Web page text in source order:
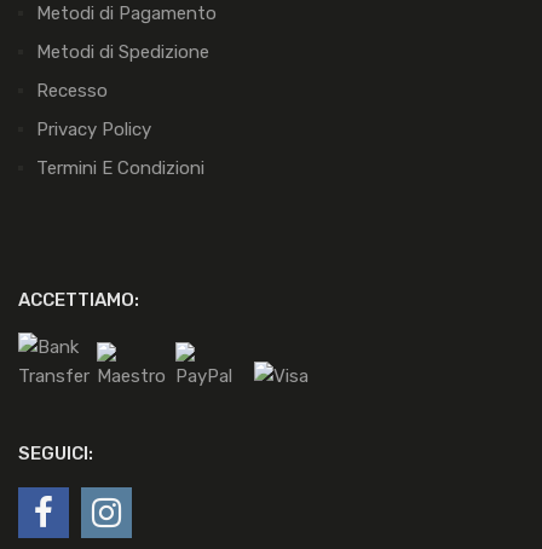
Metodi di Pagamento
Metodi di Spedizione
Recesso
Privacy Policy
Termini E Condizioni
ACCETTIAMO:
SEGUICI: